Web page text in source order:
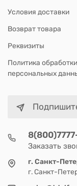
Условия доставки
Возврат товара
Реквизиты
Политика обработки
персональных
Заказать
г. Санкт-
г. Санкт-